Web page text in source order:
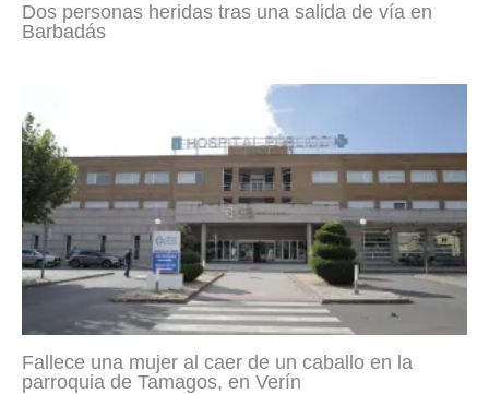
Dos personas heridas tras una salida de vía en
Barbadás
Fallece una mujer al caer de un caballo en la
parroquia de Tamagos, en Verín